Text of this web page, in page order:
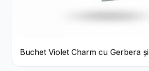
Buchet Violet Charm cu Gerbera și
Lisianthus Alb